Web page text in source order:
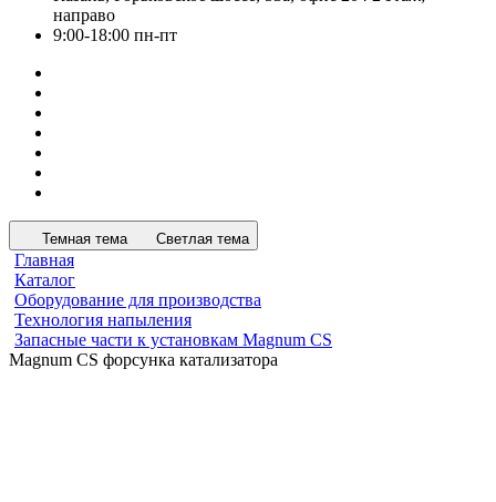
направо
9:00-18:00 пн-пт
Темная тема Светлая тема
Главная
Каталог
Оборудование для производства
Технология напыления
Запасные части к установкам Magnum CS
Magnum CS форсунка катализатора